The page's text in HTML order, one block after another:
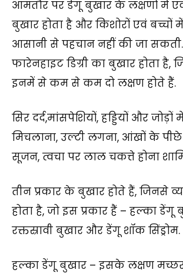
आमतौर पर डेंगू बुखार के लक्षणों में
बुखार होता है और किशोरों एवं बच्चों
आसानी से पहचान नहीं की जा
फारेनहाइट डिग्री का बुखार होता है,
इनमें से कम से कम दो लक्षण होते हैं.
सिर दर्द,मांसपेशियों, हड्डियों और जोड़ों
मिचलाना, उल्टी लगना, आंखों के पीछे
सूजन, त्वचा पर लाल चकत्ते होना
तीन प्रकार के बुखार होते हैं, जिनसे
होता है, जो इस प्रकार हैं – हल्का डेंगू
रक्तस्रावी बुखार और डेंगू शॉक सिंड्रोम.
हल्का डेंगू बुखार – इसके लक्षण